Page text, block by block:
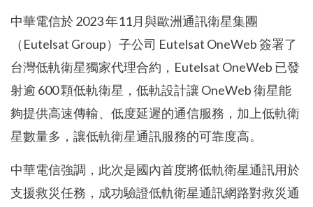
中華電信於 2023 年11月與歐洲通訊衛星集團
（Eutelsat Group）子公司 Eutelsat OneWeb 簽署了
台灣低軌衛星獨家代理合約，Eutelsat OneWeb 已發
射逾 600 顆低軌衛星，低軌設計讓 OneWeb 衛星能
夠提供高速傳輸、低度延遲的通信服務，加上低軌衛
星數量多，讓低軌衛星通訊服務的可靠度高。
中華電信強調，此次是國內首度將低軌衛星通訊用於
支援救災任務，成功驗證低軌衛星通訊網路對救災通